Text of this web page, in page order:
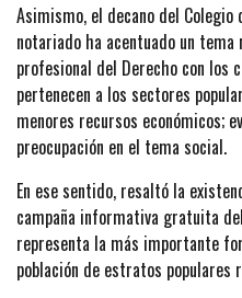
Asimismo, el decano del
notariado ha acentuado un
profesional del Derecho con los
pertenecen a los sectores
menores recursos económicos;
preocupación en el tema social.
En ese sentido, resaltó la
campaña informativa gratuita
representa la más importante
población de estratos populares